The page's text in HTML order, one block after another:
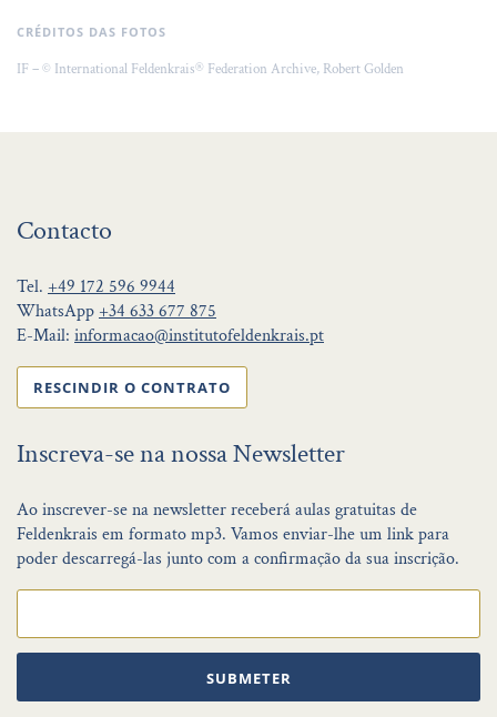
CRÉDITOS DAS FOTOS
IF – © International Feldenkrais® Federation Archive, Robert Golden
Contacto
Tel. +49 172 596 9944
WhatsApp +34 633 677 875
E-Mail: informacao@institutofeldenkrais.pt
RESCINDIR O CONTRATO
Inscreva-se na nossa Newsletter
Ao inscrever-se na newsletter receberá aulas gratuitas de
Feldenkrais em formato mp3. Vamos enviar-lhe um link para
poder descarregá-las junto com a confirmação da sua inscrição.
SUBMETER